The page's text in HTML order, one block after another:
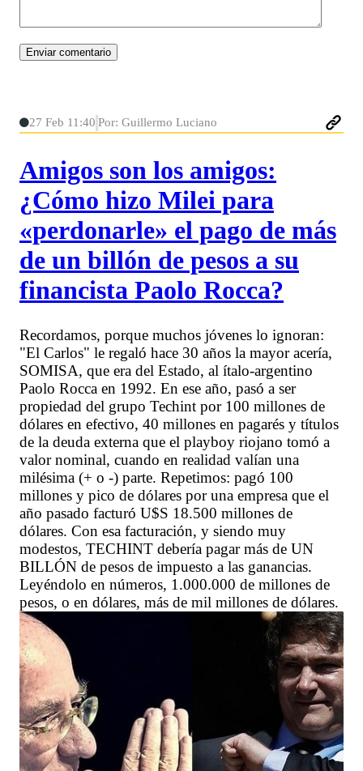
27 Feb 11:40 Por: Guillermo Luciano
Amigos son los amigos:
¿Cómo hizo Milei para
«perdonarle» el pago de más
de un billón de pesos a su
financista Paolo Rocca?
Recordamos, porque muchos jóvenes lo ignoran:
"El Carlos" le regaló hace 30 años la mayor acería,
SOMISA, que era del Estado, al ítalo-argentino
Paolo Rocca en 1992. En ese año, pasó a ser
propiedad del grupo Techint por 100 millones de
dólares en efectivo, 40 millones en pagarés y títulos
de la deuda externa que el playboy riojano tomó a
valor nominal, cuando en realidad valían una
milésima (+ o -) parte. Repetimos: pagó 100
millones y pico de dólares por una empresa que el
año pasado facturó U$S 18.500 millones de
dólares. Con esa facturación, y siendo muy
modestos, TECHINT debería pagar más de UN
BILLÓN de pesos de impuesto a las ganancias.
Leyéndolo en números, 1.000.000 de millones de
pesos, o en dólares, más de mil millones de dólares.